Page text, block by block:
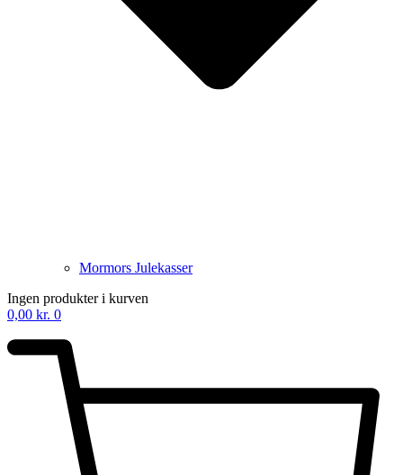
Mormors Julekasser
Ingen produkter i kurven
0,00 kr. 0